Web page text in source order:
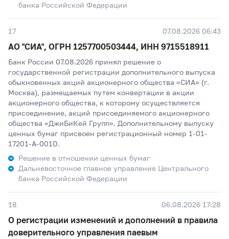
банка Российской Федерации
17 07.08.2026 06:43
АО "СИА", ОГРН 1257700503444, ИНН 9715518911
Банк России 07.08.2026 принял решение о
государственной регистрации дополнительного выпуска
обыкновенных акций акционерного общества «СИА» (г.
Москва), размещаемых путем конвертации в акции
акционерного общества, к которому осуществляется
присоединение, акций присоединяемого акционерного
общества «ДжиБиКей Групп». Дополнительному выпуску
ценных бумаг присвоен регистрационный номер 1-01-
17201-А-001D.
Решение в отношении ценных бумаг
Дальневосточное главное управление Центрального
банка Российской Федерации
18 06.08.2026 17:28
О регистрации изменений и дополнений в правила
доверительного управления паевым